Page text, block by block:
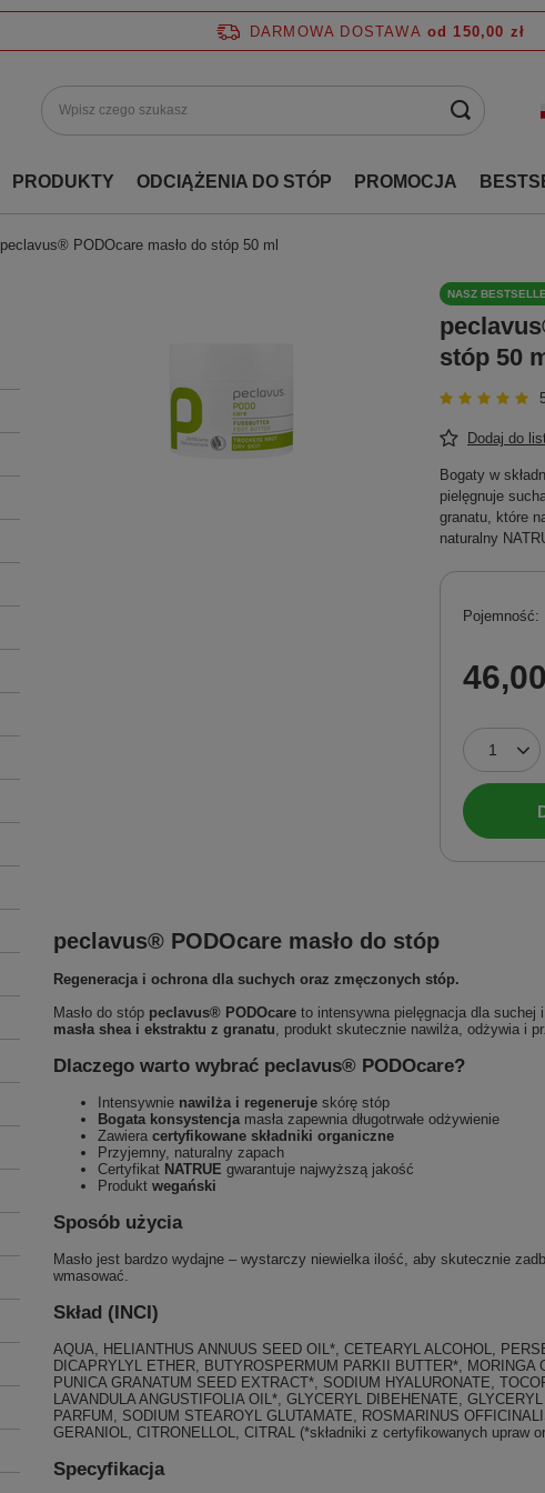
DARMOWA DOSTAWA od 150,00 zł
PRODUKTY ODCIĄŻENIA DO STÓP PROMOCJA
peclavus® PODOcare masło do stóp 50 ml
NASZ
stóp 50
Dodaj do
Bogaty w
pielęgnuje
granatu, które
naturalny
Pojemność
peclavus® PODOcare masło do stóp
Regeneracja i ochrona dla suchych oraz zmęczonych stóp.
Masło do stóp peclavus® PODOcare to intensywna pielęgnacja dla suchej
masła shea i ekstraktu z granatu, produkt skutecznie nawilża, odżywia i
Dlaczego warto wybrać peclavus® PODOcare?
Intensywnie nawilża i regeneruje skórę stóp
Bogata konsystencjamasła zapewnia długotrwałe odżywienie
Zawiera certyfikowane składniki organiczne
Przyjemny, naturalny zapach
Certyfikat NATRUE gwarantuje najwyższą jakość
Produkt wegański
Sposób użycia
Masło jest bardzo wydajne – wystarczy niewielka ilość, aby skutecznie
wmasować.
Skład (INCI)
AQUA, HELIANTHUS ANNUUS SEED OIL*, CETEARYL ALCOHOL,
DICAPRYLYL ETHER, BUTYROSPERMUM PARKII BUTTER*,
PUNICA GRANATUM SEED EXTRACT*, SODIUM HYALURONATE,
LAVANDULA ANGUSTIFOLIA OIL*, GLYCERYL DIBEHENATE,
PARFUM, SODIUM STEAROYL GLUTAMATE, ROSMARINUS
GERANIOL, CITRONELLOL, CITRAL (*składniki z certyfikowanych upraw
Specyfikacja